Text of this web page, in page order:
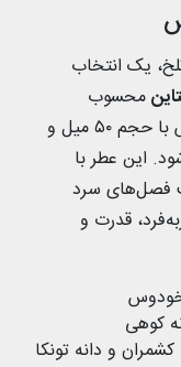
یک انتخاب
محسوب
می‌شود. ادکلن تام فورد فاکینگ فابولوس با حجم ۵۰ میل و
این عطر با
فصل‌های سرد
قدرت و
کوهی
و دانه تونکا